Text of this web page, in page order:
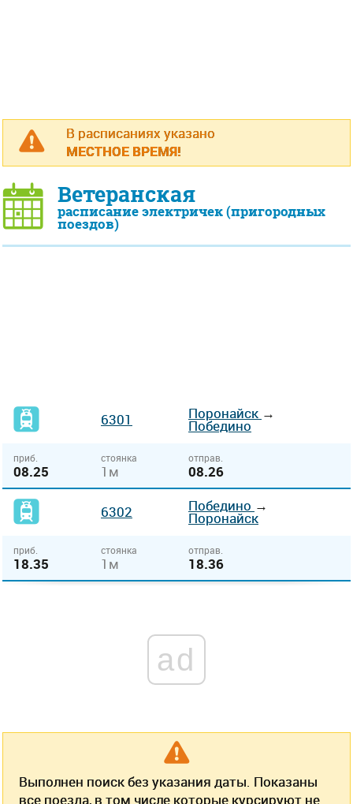
В расписаниях указано
МЕСТНОЕ ВРЕМЯ!
Ветеранская
расписание электричек (пригородных
поездов)
6301 Поронайск →
Победино
приб.
08.25
стоянка
1м
отправ.
08.26
6302 Победино →
Поронайск
приб.
18.35
стоянка
1м
отправ.
18.36
ad
Выполнен поиск без указания даты. Показаны
все поезда, в том числе которые курсируют не